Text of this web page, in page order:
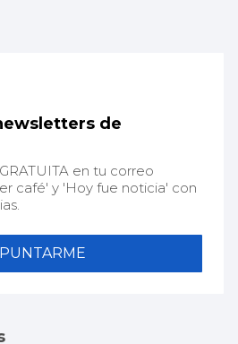
de
en tu correo
café' y 'Hoy fue noticia' con